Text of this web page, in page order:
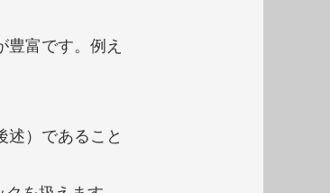
富です。例え
述）であること